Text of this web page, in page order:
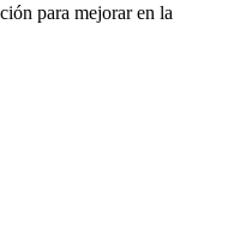
para mejorar en la